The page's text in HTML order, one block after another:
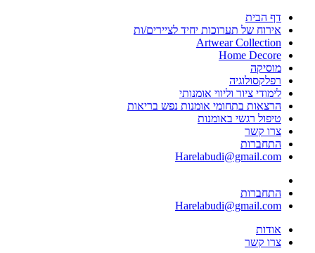
דף הבית
אירוח של תערוכות יחיד לציירים/ות
Artwear Collection
Home Decore
מוסיקה
רפלקסולוגיה
לימודי ציור וליווי אומנותי
הרצאות בתחומי אומנות נפש בריאות
טיפול רגשי באומנות
צרו קשר
התחברות
Harelabudi@gmail.com
התחברות
Harelabudi@gmail.com
אודות
צרו קשר